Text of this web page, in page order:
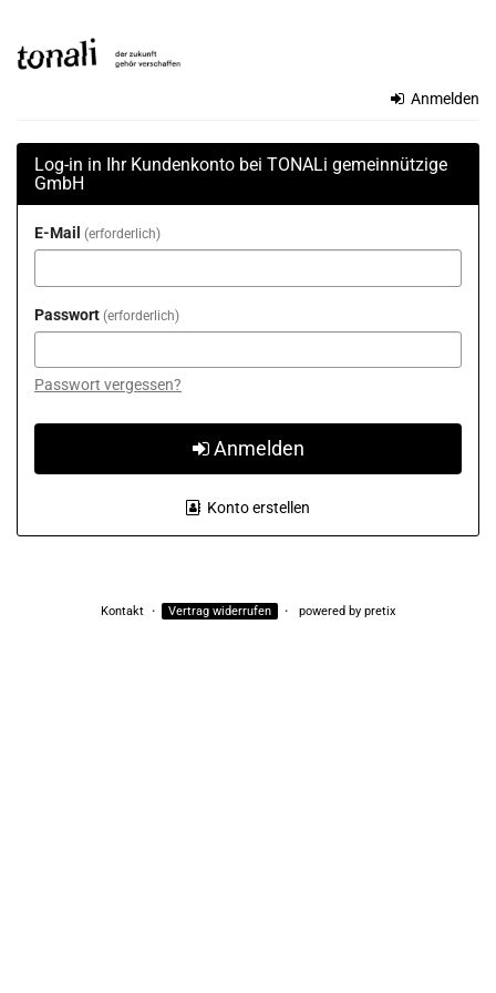
Haupt-
Inhalt
TONALi
GmbH
Anmelden
Log-in in Ihr Kundenkonto bei TONALi gemeinnützige
GmbH
E-Mail erforderlich
Passwort erforderlich
Passwort vergessen?
Anmelden
Konto erstellen
Kontakt Vertrag widerrufen powered by pretix